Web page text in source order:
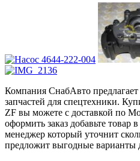
Компания СнабАвто
запчастей для спецтехники.
ZF вы можете с доставкой по
оформить заказ добавьте товар
менеджер который уточнит
предложит выгодные варианты